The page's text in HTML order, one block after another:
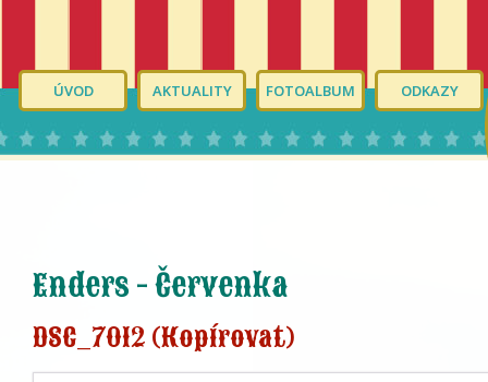
ÚVOD AKTUALITY FOTOALBUM ODKAZY
Enders - Červenka
DSC_7012 (Kopírovat)